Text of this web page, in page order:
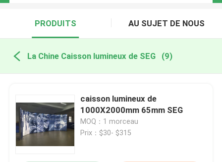
PRODUITS AU SUJET DE NOUS
La Chine Caisson lumineux de SEG (9)
caisson lumineux de
1000X2000mm 65mm SEG
MOQ：1 morceau
Prix：$30- $315